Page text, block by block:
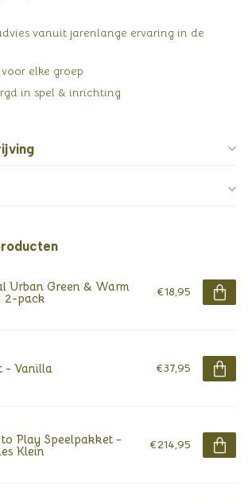
vanuit jarenlange ervaring in de
elke groep
in spel & inrichting
Urban Green & Warm
2-pack €18,95
- Vanilla €37,95
to Play Speelpakket -
Klein €214,95